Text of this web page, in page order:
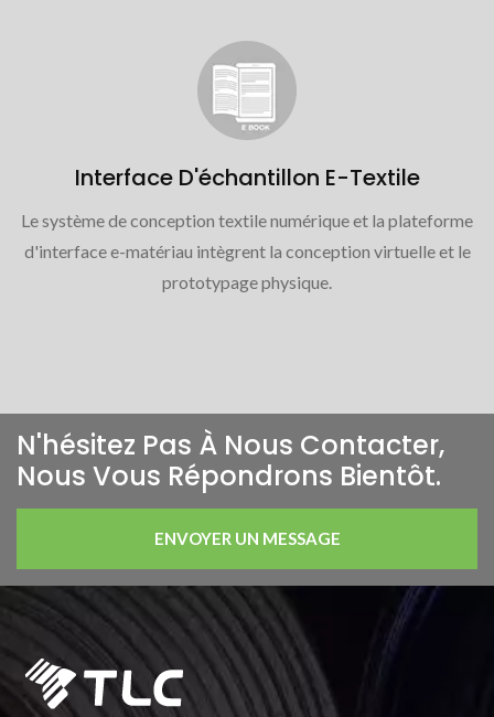
Interface D'échantillon E-Textile
Le système de conception textile numérique et la plateforme
d'interface e-matériau intègrent la conception virtuelle et le
prototypage physique.
N'hésitez Pas À Nous Contacter,
Nous Vous Répondrons Bientôt.
ENVOYER UN MESSAGE